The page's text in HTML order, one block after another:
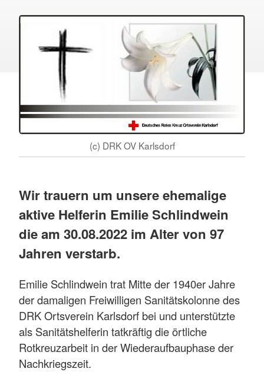
(c) DRK OV Karlsdorf
Wir trauern um unsere ehemalige
aktive Helferin Emilie Schlindwein
die am 30.08.2022 im Alter von 97
Jahren verstarb.
Emilie Schlindwein trat Mitte der 1940er Jahre
der damaligen Freiwilligen Sanitätskolonne des
DRK Ortsverein Karlsdorf bei und unterstützte
als Sanitätshelferin tatkräftig die örtliche
Rotkreuzarbeit in der Wiederaufbauphase der
Nachkriegszeit.